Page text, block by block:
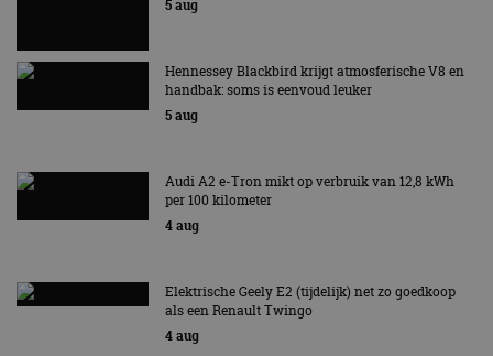
5 aug
Hennessey Blackbird krijgt atmosferische V8 en
handbak: soms is eenvoud leuker
5 aug
Audi A2 e-Tron mikt op verbruik van 12,8 kWh
per 100 kilometer
4 aug
Elektrische Geely E2 (tijdelijk) net zo goedkoop
als een Renault Twingo
4 aug